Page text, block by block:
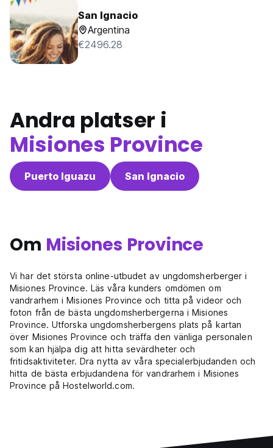
San Ignacio
Argentina
€2496.28
Andra platser i
Misiones Province
Puerto Iguazu San Ignacio
Om Misiones Province
Vi har det största online-utbudet av ungdomsherberger i
Misiones Province. Läs våra kunders omdömen om
vandrarhem i Misiones Province och titta på videor och
foton från de bästa ungdomsherbergerna i Misiones
Province. Utforska ungdomsherbergens plats på kartan
över Misiones Province och träffa den vänliga personalen
som kan hjälpa dig att hitta sevärdheter och
fritidsaktiviteter. Dra nytta av våra specialerbjudanden och
hitta de bästa erbjudandena för vandrarhem i Misiones
Province på Hostelworld.com.